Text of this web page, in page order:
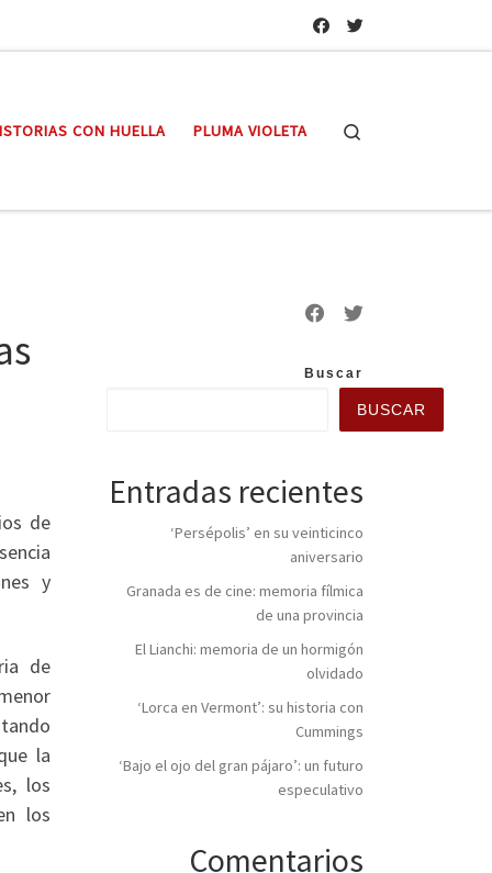
CON HUELLA PLUMA VIOLETA
de
y
de
la
los
los
Buscar
BUSCAR
Entradas recientes
‘Persépolis’ en su veinticinco
aniversario
Granada es de cine: memoria fílmica
de una provincia
El Lianchi: memoria de un hormigón
olvidado
‘Lorca en Vermont’: su historia con
Cummings
‘Bajo el ojo del gran pájaro’: un futuro
especulativo
Comentarios